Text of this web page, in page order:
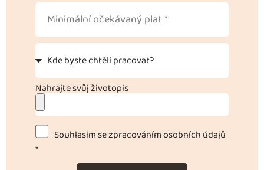
Nahrajte svůj životopis
Souhlasím se zpracováním osobních údajů
*